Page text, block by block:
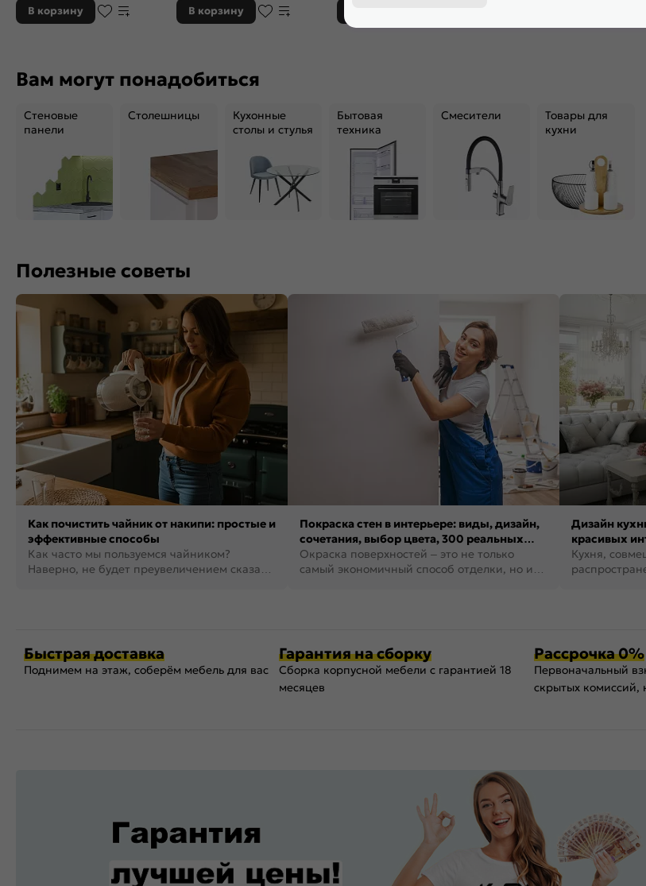
В корзину В корзину
Вам могут понадобиться
Стеновые
панели
Столешницы
Кухонные
столы и стулья
Бытовая
техника
Смесители
Товары для
кухни
Полезные советы
Как почистить чайник от накипи: простые и
эффективные способы
Как часто мы пользуемся чайником?
Наверно, не будет преувеличением сказать,
Покраска стен в интерьере: виды, дизайн,
сочетания, выбор цвета, 300 реальных
фото
Окраска поверхностей – это не только
самый экономичный способ отделки, но и
Дизайн
красивых
Кухня,
Быстрая доставка
Поднимем на этаж, соберём мебель для вас
Гарантия на сборку
Сборка корпусной мебели с гарантией 18
месяцев
Рассрочка 0%
Первоначальный
скрытых комиссий,